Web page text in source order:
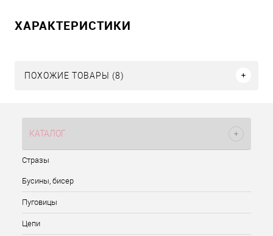
ХАРАКТЕРИСТИКИ
ПОХОЖИЕ ТОВАРЫ (8)
КАТАЛОГ
Стразы
Бусины, бисер
Пуговицы
Цепи